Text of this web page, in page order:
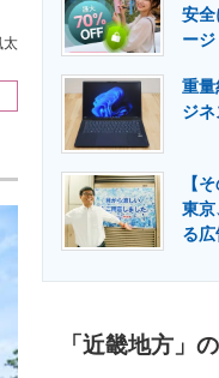
ルギーの専門メディア
太
安全
ージ
重
ジネ
【
東京
る広
「近畿地方」